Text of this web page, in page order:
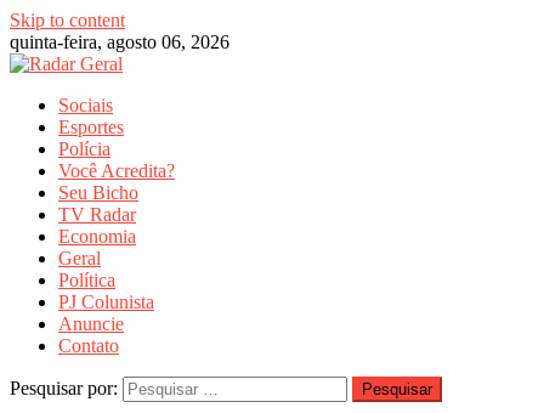
Skip to content
quinta-feira, agosto 06, 2026
Sociais
Esportes
Polícia
Você Acredita?
Seu Bicho
TV Radar
Economia
Geral
Política
PJ Colunista
Anuncie
Contato
Pesquisar por: